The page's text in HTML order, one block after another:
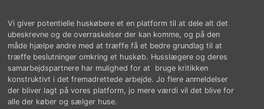
Vi giver potentielle huskøbere et en platform til at dele alt det
ubeskrevne og de overraskelser der kan komme, og på den
måde hjælpe andre med at træffe få et bedre grundlag til at
træffe beslutninger omkring et huskøb. Husslægere og deres
samarbejdspartnere har mulighed for at bruge kritikken
konstruktivt i det fremadrettede arbejde. Jo flere anmeldelser
der bliver lagt på vores platform, jo mere værdi vil det blive for
alle der køber og sælger huse.